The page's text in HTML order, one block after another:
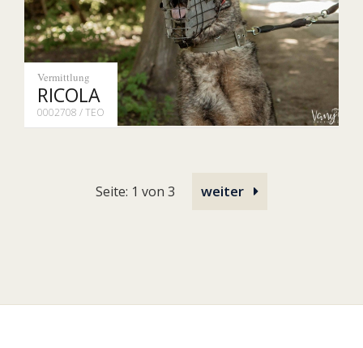
Vermittlung
RICOLA
0002708 / TEO
Seite: 1 von 3 weiter